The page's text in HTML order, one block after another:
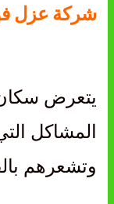
شركة عزل
يتعرض
المشاكل
وتشعرهم